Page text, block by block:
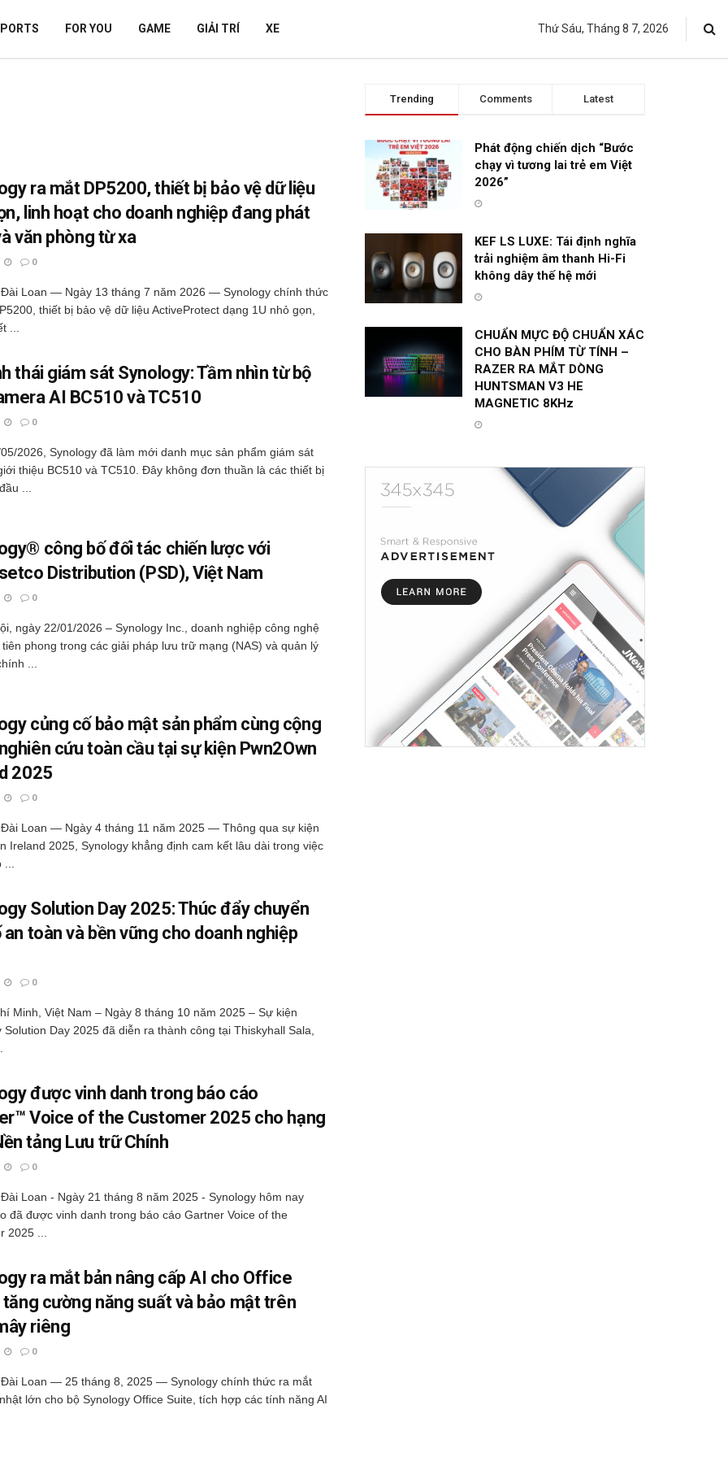
FOR YOU GAME GIẢI TRÍ XE Thứ Sáu, Tháng 8 7, 2026
ra mắt DP5200, thiết bị bảo vệ dữ liệu
linh hoạt cho doanh nghiệp đang phát
văn phòng từ xa
0
Loan — Ngày 13 tháng 7 năm 2026 — Synology chính thức
thiết bị bảo vệ dữ liệu ActiveProtect dạng 1U nhỏ gọn,
...
thái giám sát Synology: Tầm nhìn từ bộ
AI BC510 và TC510
0
2026, Synology đã làm mới danh mục sản phẩm giám sát
thiệu BC510 và TC510. Đây không đơn thuần là các thiết bị
...
công bố đối tác chiến lược với
Distribution (PSD), Việt Nam
0
ngày 22/01/2026 – Synology Inc., doanh nghiệp công nghệ
phong trong các giải pháp lưu trữ mạng (NAS) và quản lý
...
củng cố bảo mật sản phẩm cùng cộng
cứu toàn cầu tại sự kiện Pwn2Own
2025
0
Loan — Ngày 4 tháng 11 năm 2025 — Thông qua sự kiện
Ireland 2025, Synology khẳng định cam kết lâu dài trong việc
Solution Day 2025: Thúc đẩy chuyển
toàn và bền vững cho doanh nghiệp
0
Minh, Việt Nam – Ngày 8 tháng 10 năm 2025 – Sự kiện
Solution Day 2025 đã diễn ra thành công tại Thiskyhall Sala,
được vinh danh trong báo cáo
Voice of the Customer 2025 cho hạng
tảng Lưu trữ Chính
0
Loan - Ngày 21 tháng 8 năm 2025 - Synology hôm nay
đã được vinh danh trong báo cáo Gartner Voice of the
2025 ...
ra mắt bản nâng cấp AI cho Office
cường năng suất và bảo mật trên
riêng
0
Loan — 25 tháng 8, 2025 — Synology chính thức ra mắt
lớn cho bộ Synology Office Suite, tích hợp các tính năng AI
Trending Comments Latest
Phát động chiến dịch “Bước
chạy vì tương lai trẻ em Việt
2026”
KEF LS LUXE: Tái định nghĩa
trải nghiệm âm thanh Hi-Fi
không dây thế hệ mới
CHUẨN MỰC ĐỘ CHUẨN XÁC
CHO BÀN PHÍM TỪ TÍNH –
RAZER RA MẮT DÒNG
HUNTSMAN V3 HE
MAGNETIC 8KHz